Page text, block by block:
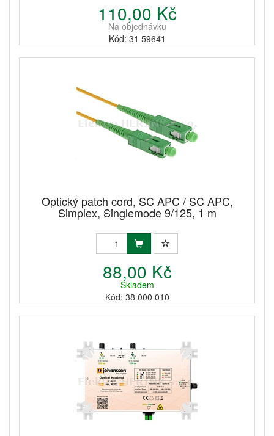
110,00 Kč
Na objednávku
Kód: 31 59641
Optický patch cord, SC APC / SC APC,
Simplex, Singlemode 9/125, 1 m
88,00 Kč
Skladem
Kód: 38 000 010